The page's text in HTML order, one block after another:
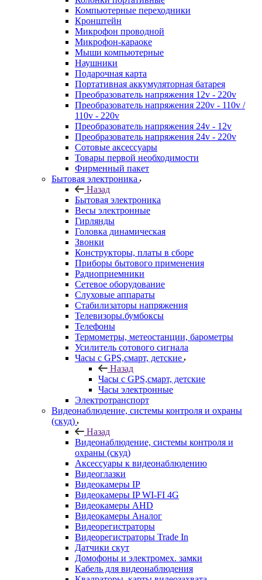
Компьютерные переходники
Кронштейн
Микрофон проводной
Микрофон-караоке
Мыши компьютерные
Наушники
Подарочная карта
Портативная аккумуляторная батарея
Преобразователь напряжения 12v - 220v
Преобразователь напряжения 220v - 110v /
110v - 220v
Преобразователь напряжения 24v - 12v
Преобразователь напряжения 24v - 220v
Сотовые аксессуары
Товары первой необходимости
Фирменный пакет
Бытовая электроника
Назад
Бытовая электроника
Весы электронные
Гирлянды
Головка динамическая
Звонки
Конструкторы, платы в сборе
Приборы бытового применения
Радиоприемники
Сетевое оборудование
Слуховые аппараты
Стабилизаторы напряжения
Телевизоры.бумбоксы
Телефоны
Термометры, метеостанции, барометры
Усилитель сотового сигнала
Часы с GPS,смарт, детские
Назад
Часы с GPS,смарт, детские
Часы электронные
Электротранспорт
Видеонаблюдение, системы контроля и охраны
(скуд)
Назад
Видеонаблюдение, системы контроля и
охраны (скуд)
Аксессуары к видеонаблюдению
Видеоглазки
Видеокамеры IP
Видеокамеры IP WI-FI 4G
Видеокамеры AHD
Видеокамеры Аналог
Видеорегистраторы
Видеорегистраторы Trade In
Датчики скут
Домофоны и электромех. замки
Кабель для видеонаблюдения